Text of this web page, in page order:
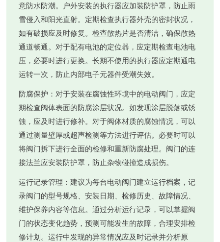
意防水防潮。户外安装的执行器应加装防护罩，防止雨
雪侵入和阳光直射。定期检查执行器外壳的密封状况，
如有破损应及时修复。检查散热片是否清洁，确保散热
通道畅通。对于配有电池的定位器，应定期检查电池电
压，必要时进行更换。长期不使用的执行器应定期通电
运转一次，防止内部电子元器件受潮失效。
防腐保护 ：对于安装在腐蚀性环境中的电动阀门，应定
期检查阀体表面的防腐涂层状况。如发现涂层脱落或锈
蚀，应及时进行修补。对于阀体材质的腐蚀情况，可以
通过测量壁厚或超声检测等方法进行评估。必要时可以
将阀门拆下进行全面的检修和重新防腐处理。阀门的连
接法兰应安装防护罩，防止杂物碰撞造成损伤。
运行记录管理 ：建议为每台电动阀门建立运行档案，记
录阀门的型号规格、安装日期、检修历史、故障情况、
维护保养内容等信息。通过分析运行记录，可以掌握阀
门的状态变化趋势，预测可能发生的故障，合理安排检
修计划。运行中发现的异常情况应及时记录并分析原